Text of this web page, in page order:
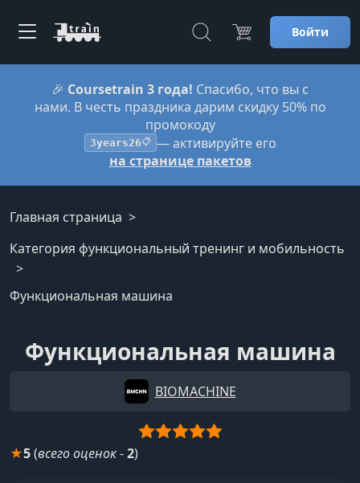
Войти
🎉 Coursetrain 3 года! Спасибо, что вы с
нами. В честь праздника дарим скидку 50% по
промокоду
3years26📋 — активируйте его
на странице пакетов
Главная страница
Категория функциональный тренинг и мобильность
Функциональная машина
Функциональная машина
BIOMACHINE
★5(всего оценок-2)